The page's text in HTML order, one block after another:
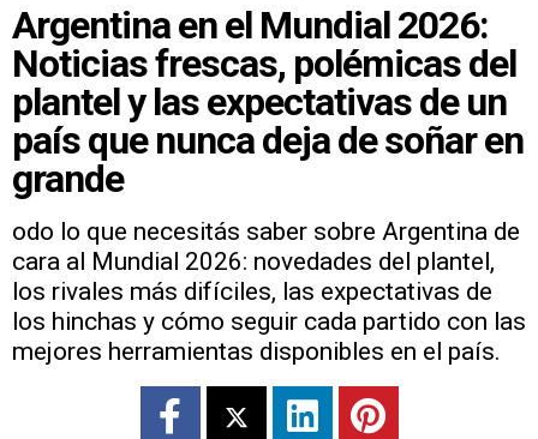
Argentina en el Mundial 2026:
Noticias frescas, polémicas del
plantel y las expectativas de un
país que nunca deja de soñar en
grande
odo lo que necesitás saber sobre Argentina de
cara al Mundial 2026: novedades del plantel,
los rivales más difíciles, las expectativas de
los hinchas y cómo seguir cada partido con las
mejores herramientas disponibles en el país.